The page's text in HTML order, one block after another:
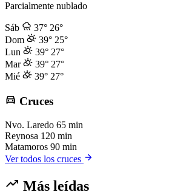
Parcialmente nublado
Sáb 37° 26°
Dom
39° 25°
Lun
39° 27°
Mar
39° 27°
Mié
39° 27°
Cruces
Nvo. Laredo 65 min
Reynosa 120 min
Matamoros 90 min
Ver todos los cruces
Más leídas